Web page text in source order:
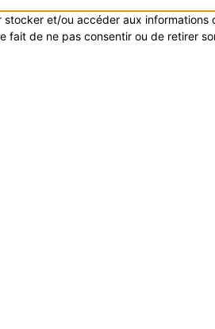
et/ou accéder aux
de ne pas consentir ou de retirer